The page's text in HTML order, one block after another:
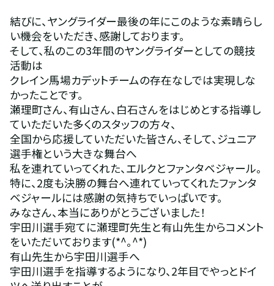
結びに、ヤングライダー最後の年にこのような素晴らし
い機会をいただき、感謝しております。
そして、私のこの3年間のヤングライダーとしての競技
活動は
クレイン馬場カデットチームの存在なしでは実現しな
かったことです。
瀬理町さん、有山さん、白石さんをはじめとする指導し
ていただいた多くのスタッフの方々、
全国から応援していただいた皆さん、そして、ジュニア
選手権という大きな舞台へ
私を連れていってくれた、エルクとファンタベジャール。
特に、2度も決勝の舞台へ連れていってくれたファンタ
ベジャールには感謝の気持ちでいっぱいです。
みなさん、本当にありがとうございました！
宇田川選手宛てに瀬理町先生と有山先生からコメント
をいただいております(*^。^*)
有山先生から宇田川選手へ
宇田川選手を指導するようになり、2年目でやっとドイ